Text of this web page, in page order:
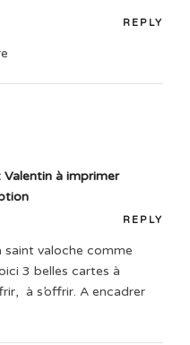
REPLY
Valentin à imprimer
REPLY
valoche comme
3 belles cartes à
à s’offrir. A encadrer